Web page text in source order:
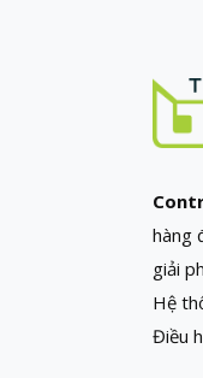
hàng
giải
Hệ
Điều